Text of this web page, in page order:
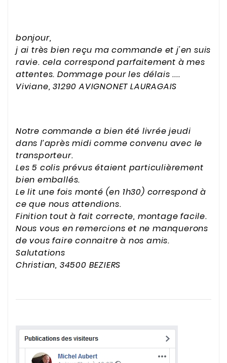
bonjour,
j ai très bien reçu ma commande et j'en suis
ravie. cela correspond parfaitement à mes
attentes. Dommage pour les délais ....
Viviane, 31290 AVIGNONET LAURAGAIS
Notre commande a bien été livrée jeudi
dans l’après midi comme convenu avec le
transporteur.
Les 5 colis prévus étaient particulièrement
bien emballés.
Le lit une fois monté (en 1h30) correspond à
ce que nous attendions.
Finition tout à fait correcte, montage facile.
Nous vous en remercions et ne manquerons
de vous faire connaitre à nos amis.
Salutations
Christian, 34500 BEZIERS